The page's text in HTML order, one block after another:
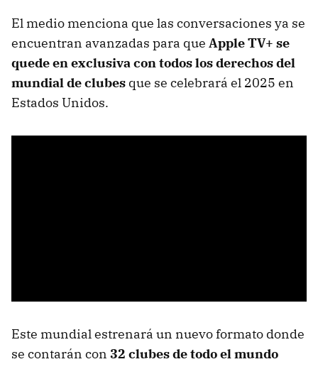
El medio menciona que las conversaciones ya se
encuentran avanzadas para que Apple TV+ se
quede en exclusiva con todos los derechos del
mundial de clubes que se celebrará el 2025 en
Estados Unidos.
Este mundial estrenará un nuevo formato donde
se contarán con 32 clubes de todo el mundo